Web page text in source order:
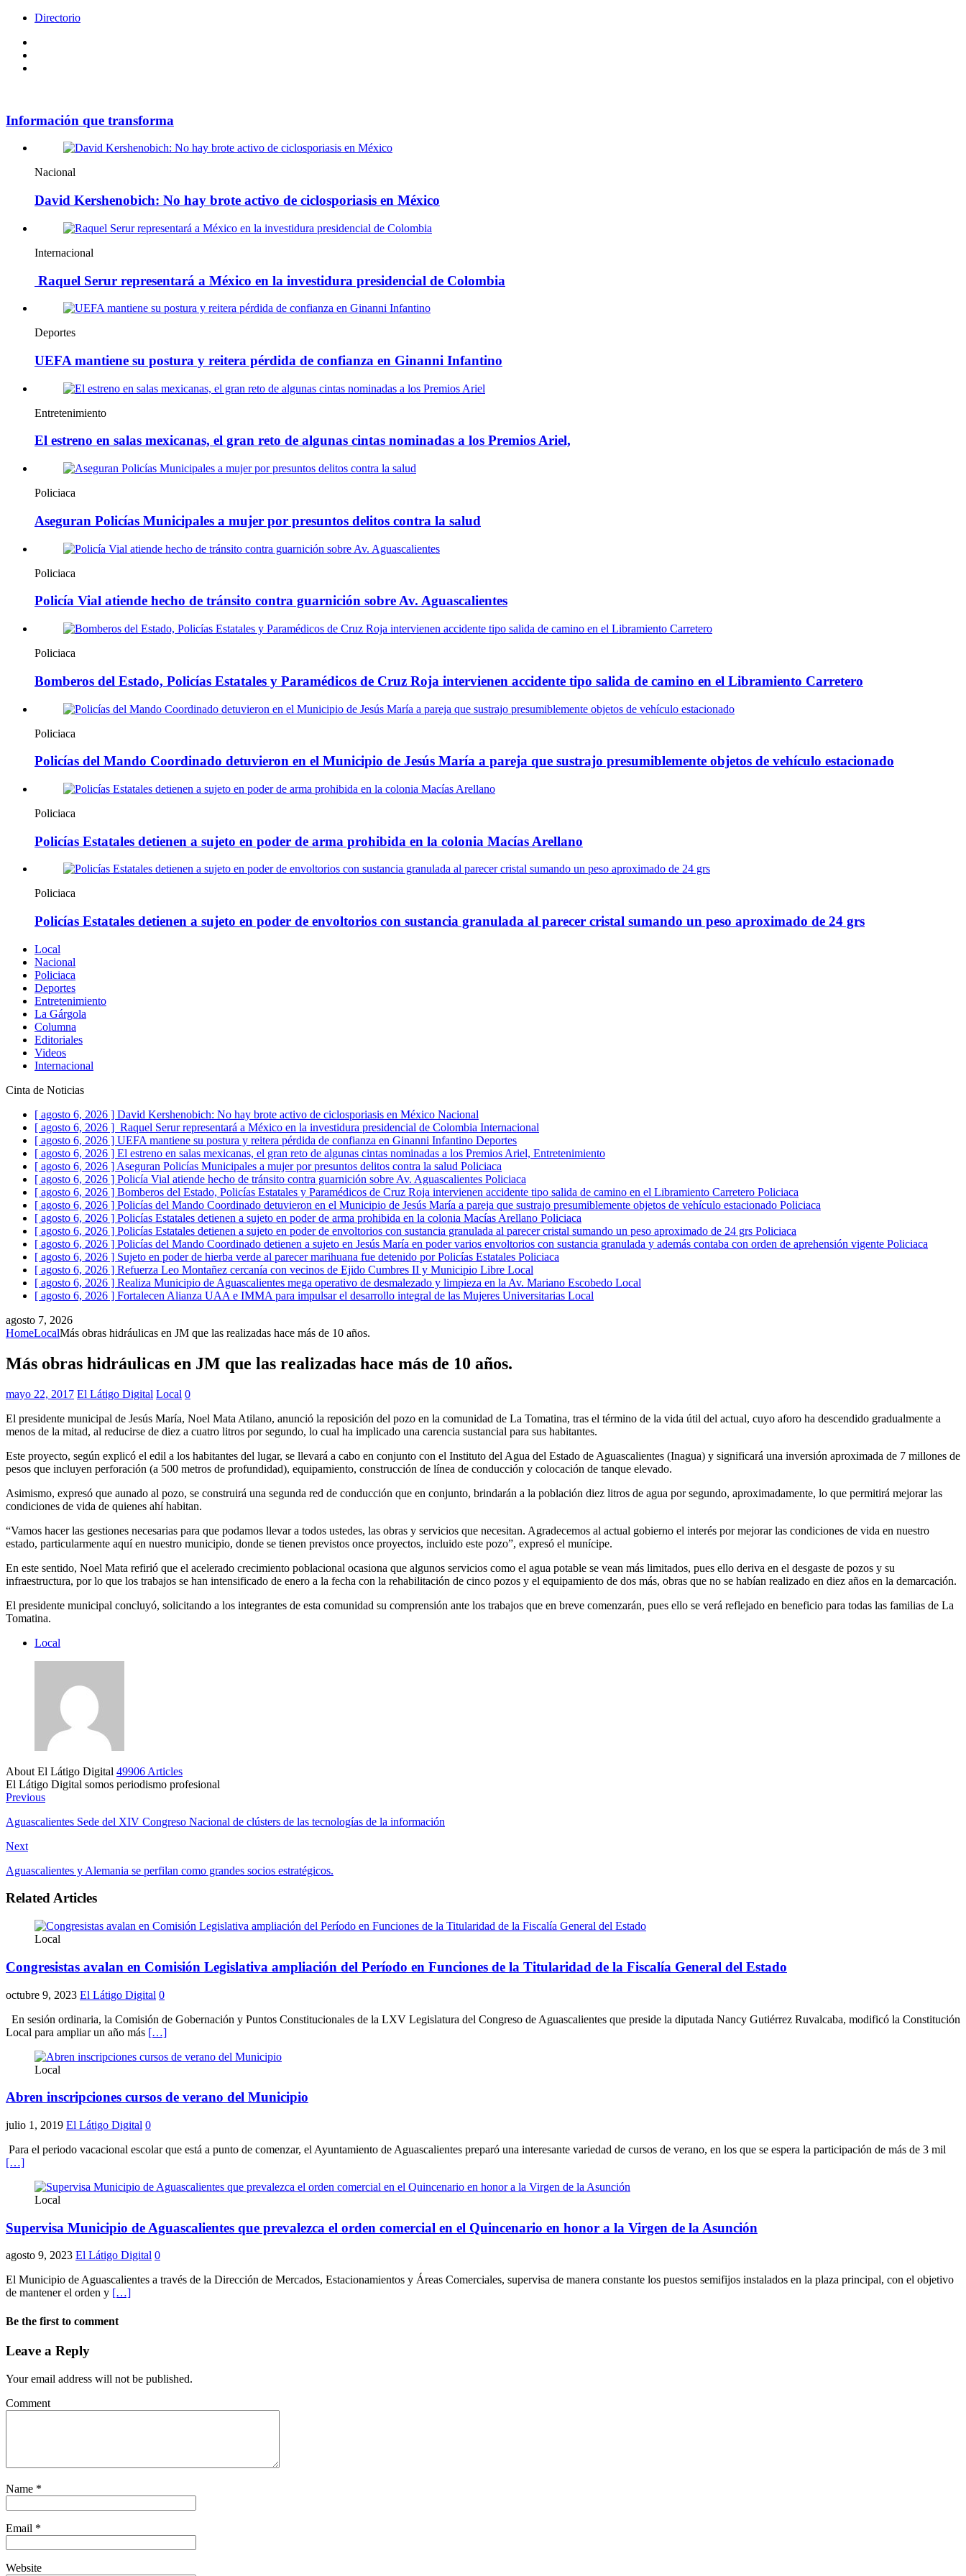
Directorio
Información que transforma
Nacional
David Kershenobich: No hay brote activo de ciclosporiasis en México
Internacional
Raquel Serur representará a México en la investidura presidencial de Colombia
Deportes
UEFA mantiene su postura y reitera pérdida de confianza en Ginanni Infantino
Entretenimiento
El estreno en salas mexicanas, el gran reto de algunas cintas nominadas a los Premios Ariel,
Policiaca
Aseguran Policías Municipales a mujer por presuntos delitos contra la salud
Policiaca
Policía Vial atiende hecho de tránsito contra guarnición sobre Av. Aguascalientes
Policiaca
Bomberos del Estado, Policías Estatales y Paramédicos de Cruz Roja intervienen accidente tipo salida de camino en el Libramiento Carretero
Policiaca
Policías del Mando Coordinado detuvieron en el Municipio de Jesús María a pareja que sustrajo presumiblemente objetos de vehículo estacionado
Policiaca
Policías Estatales detienen a sujeto en poder de arma prohibida en la colonia Macías Arellano
Policiaca
Policías Estatales detienen a sujeto en poder de envoltorios con sustancia granulada al parecer cristal sumando un peso aproximado de 24 grs
Local
Nacional
Policiaca
Deportes
Entretenimiento
La Gárgola
Columna
Editoriales
Videos
Internacional
Cinta de Noticias
[ agosto 6, 2026 ] David Kershenobich: No hay brote activo de ciclosporiasis en México Nacional
[ agosto 6, 2026 ] Raquel Serur representará a México en la investidura presidencial de Colombia Internacional
[ agosto 6, 2026 ] UEFA mantiene su postura y reitera pérdida de confianza en Ginanni Infantino Deportes
[ agosto 6, 2026 ] El estreno en salas mexicanas, el gran reto de algunas cintas nominadas a los Premios Ariel, Entretenimiento
[ agosto 6, 2026 ] Aseguran Policías Municipales a mujer por presuntos delitos contra la salud Policiaca
[ agosto 6, 2026 ] Policía Vial atiende hecho de tránsito contra guarnición sobre Av. Aguascalientes Policiaca
[ agosto 6, 2026 ] Bomberos del Estado, Policías Estatales y Paramédicos de Cruz Roja intervienen accidente tipo salida de camino en el Libramiento Carretero Policiaca
[ agosto 6, 2026 ] Policías del Mando Coordinado detuvieron en el Municipio de Jesús María a pareja que sustrajo presumiblemente objetos de vehículo estacionado Policiaca
[ agosto 6, 2026 ] Policías Estatales detienen a sujeto en poder de arma prohibida en la colonia Macías Arellano Policiaca
[ agosto 6, 2026 ] Policías Estatales detienen a sujeto en poder de envoltorios con sustancia granulada al parecer cristal sumando un peso aproximado de 24 grs Policiaca
[ agosto 6, 2026 ] Policías del Mando Coordinado detienen a sujeto en Jesús María en poder varios envoltorios con sustancia granulada y además contaba con orden de aprehensión vigente Policiaca
[ agosto 6, 2026 ] Sujeto en poder de hierba verde al parecer marihuana fue detenido por Policías Estatales Policiaca
[ agosto 6, 2026 ] Refuerza Leo Montañez cercanía con vecinos de Ejido Cumbres II y Municipio Libre Local
[ agosto 6, 2026 ] Realiza Municipio de Aguascalientes mega operativo de desmalezado y limpieza en la Av. Mariano Escobedo Local
[ agosto 6, 2026 ] Fortalecen Alianza UAA e IMMA para impulsar el desarrollo integral de las Mujeres Universitarias Local
agosto 7, 2026
HomeLocalMás obras hidráulicas en JM que las realizadas hace más de 10 años.
Más obras hidráulicas en JM que las realizadas hace más de 10 años.
mayo 22, 2017 El Látigo Digital Local 0
El presidente municipal de Jesús María, Noel Mata Atilano, anunció la reposición del pozo en la comunidad de La Tomatina, tras el término de la vida útil del actual, cuyo aforo ha descendido gradualmente a
menos de la mitad, al reducirse de diez a cuatro litros por segundo, lo cual ha implicado una carencia sustancial para sus habitantes.
Este proyecto, según explicó el edil a los habitantes del lugar, se llevará a cabo en conjunto con el Instituto del Agua del Estado de Aguascalientes (Inagua) y significará una inversión aproximada de 7 millones de
pesos que incluyen perforación (a 500 metros de profundidad), equipamiento, construcción de línea de conducción y colocación de tanque elevado.
Asimismo, expresó que aunado al pozo, se construirá una segunda red de conducción que en conjunto, brindarán a la población diez litros de agua por segundo, aproximadamente, lo que permitirá mejorar las
condiciones de vida de quienes ahí habitan.
“Vamos hacer las gestiones necesarias para que podamos llevar a todos ustedes, las obras y servicios que necesitan. Agradecemos al actual gobierno el interés por mejorar las condiciones de vida en nuestro
estado, particularmente aquí en nuestro municipio, donde se tienen previstos once proyectos, incluido este pozo”, expresó el munícipe.
En este sentido, Noel Mata refirió que el acelerado crecimiento poblacional ocasiona que algunos servicios como el agua potable se vean más limitados, pues ello deriva en el desgaste de pozos y su
infraestructura, por lo que los trabajos se han intensificado de enero a la fecha con la rehabilitación de cinco pozos y el equipamiento de dos más, obras que no se habían realizado en diez años en la demarcación.
El presidente municipal concluyó, solicitando a los integrantes de esta comunidad su comprensión ante los trabajos que en breve comenzarán, pues ello se verá reflejado en beneficio para todas las familias de La
Tomatina.
Local
About El Látigo Digital 49906 Articles
El Látigo Digital somos periodismo profesional
Website
Facebook
Previous
Aguascalientes Sede del XIV Congreso Nacional de clústers de las tecnologías de la información
Next
Aguascalientes y Alemania se perfilan como grandes socios estratégicos.
Related Articles
Local
Congresistas avalan en Comisión Legislativa ampliación del Período en Funciones de la Titularidad de la Fiscalía General del Estado
octubre 9, 2023 El Látigo Digital 0
En sesión ordinaria, la Comisión de Gobernación y Puntos Constitucionales de la LXV Legislatura del Congreso de Aguascalientes que preside la diputada Nancy Gutiérrez Ruvalcaba, modificó la Constitución
Local para ampliar un año más […]
Local
Abren inscripciones cursos de verano del Municipio
julio 1, 2019 El Látigo Digital 0
Para el periodo vacacional escolar que está a punto de comenzar, el Ayuntamiento de Aguascalientes preparó una interesante variedad de cursos de verano, en los que se espera la participación de más de 3 mil
[…]
Local
Supervisa Municipio de Aguascalientes que prevalezca el orden comercial en el Quincenario en honor a la Virgen de la Asunción
agosto 9, 2023 El Látigo Digital 0
El Municipio de Aguascalientes a través de la Dirección de Mercados, Estacionamientos y Áreas Comerciales, supervisa de manera constante los puestos semifijos instalados en la plaza principal, con el objetivo
de mantener el orden y […]
Be the first to comment
Leave a Reply
Your email address will not be published.
Comment
Name *
Email *
Website